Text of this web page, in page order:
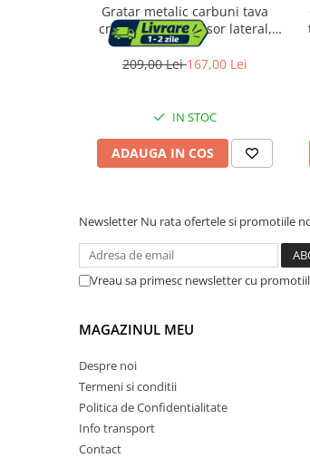
Mobila living
Tabureti si fotolii
Mobila hol
Decoratiuni
Gratar metalic carbuni tava
cromata spita rotisor lateral,
86x81x41 cm, reglare 4 niveluri,
negru
209,00 Lei167,00 Lei
IN STOC
ADAUGA IN COS
Newsletter Nu rata ofertele si promotiile
Vreau sa primesc newsletter cu
MAGAZINUL MEU
Despre noi
Termeni si conditii
Politica de Confidentialitate
Info transport
Contact